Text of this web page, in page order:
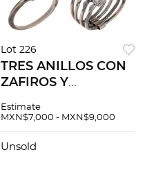
Lot 226
TRES ANILLOS CON
ZAFIROS Y
PLATA PALADIO.
redondo ~0.10 ct.
Estimate
MXN$7,000 - MXN$9,000
Unsold